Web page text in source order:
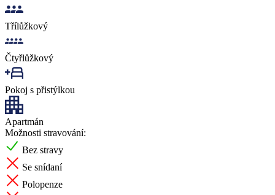
Třílůžkový
Čtyřlůžkový
Pokoj s přistýlkou
Apartmán
Možnosti stravování:
Bez stravy
Se snídaní
Polopenze